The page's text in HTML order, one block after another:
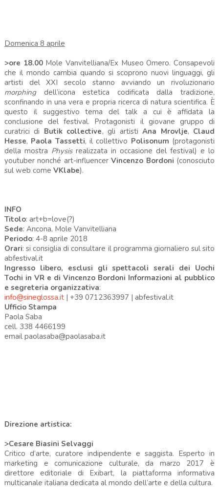
Domenica 8 aprile
>ore 18.00 Mole Vanvitelliana/Ex Museo Omero. Consapevoli
che il mondo cambia quando si scoprono nuovi linguaggi, gli
artisti del XXI secolo stanno avviando un rivoluzionario
morphingdell’icona estetica codificata dalla tradizione,
sconfinando in una vera e propria ricerca di natura scientifica. È
questo il suggestivo tema del talk a cui è affidata la
conclusione del festival. Protagonisti il giovane gruppo di
curatrici di Butik collective, gli artistiAna Mrovlje, Claud
Hesse, Paola Tassetti, il collettivo Polisonum (protagonisti
della mostra Physisrealizzata in occasione del festival) e lo
youtuber nonché art-influencerVincenzo Bordoni (conosciuto
sul web come VKlabe).
INFO
Titolo: art+b=love(?)
Sede: Ancona, Mole Vanvitelliana
Periodo: 4-8 aprile 2018
Orari: si consiglia di consultare il programma giornaliero sul sito
abfestival.it
Ingresso libero, esclusi gli spettacoli serali dei Uochi
Tochi in VR e di Vincenzo Bordoni Informazioni al pubblico
e segreteria organizzativa:
info@sineglossa.it| +39 0712363997 | abfestival.it
Ufficio Stampa
Paola Saba
cell. 338 4466199
email paolasaba@paolasaba.it
Direzione artistica:
>Cesare Biasini Selvaggi
Critico d’arte, curatore indipendente e saggista. Esperto in
marketing e comunicazione culturale, da marzo 2017 è
direttore editoriale di Exibart, la piattaforma informativa
multicanale italiana dedicata al mondo dell’arte e della cultura.